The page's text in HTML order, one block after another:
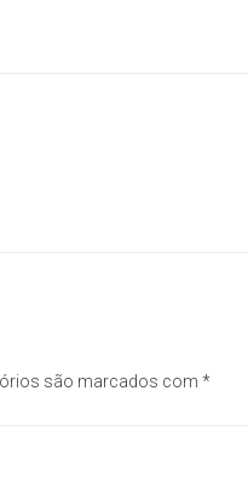
são marcados com *